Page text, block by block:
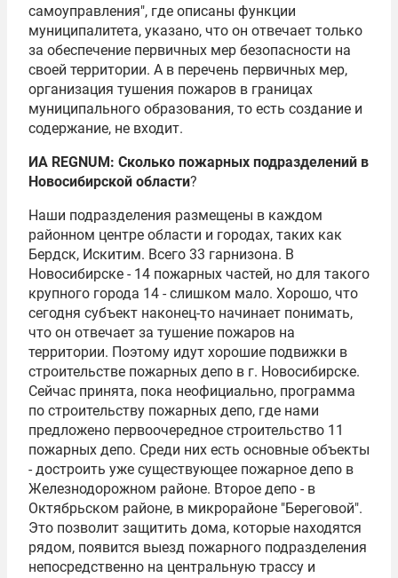
самоуправления", где описаны функции
муниципалитета, указано, что он отвечает только
за обеспечение первичных мер безопасности на
своей территории. А в перечень первичных мер,
организация тушения пожаров в границах
муниципального образования, то есть создание и
содержание, не входит.
ИА REGNUM: Сколько пожарных подразделений в
Новосибирской области?
Наши подразделения размещены в каждом
районном центре области и городах, таких как
Бердск, Искитим. Всего 33 гарнизона. В
Новосибирске - 14 пожарных частей, но для такого
крупного города 14 - слишком мало. Хорошо, что
сегодня субъект наконец-то начинает понимать,
что он отвечает за тушение пожаров на
территории. Поэтому идут хорошие подвижки в
строительстве пожарных депо в г. Новосибирске.
Сейчас принята, пока неофициально, программа
по строительству пожарных депо, где нами
предложено первоочередное строительство 11
пожарных депо. Среди них есть основные объекты
- достроить уже существующее пожарное депо в
Железнодорожном районе. Второе депо - в
Октябрьском районе, в микрорайоне "Береговой".
Это позволит защитить дома, которые находятся
рядом, появится выезд пожарного подразделения
непосредственно на центральную трассу и